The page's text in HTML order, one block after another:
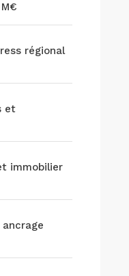
régional
et
immobilier